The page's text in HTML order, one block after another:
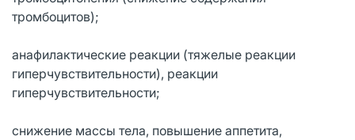
тромбоцитов);
анафилактические реакции (тяжелые реакции
гиперчувствительности), реакции
гиперчувствительности;
снижение массы тела, повышение аппетита,